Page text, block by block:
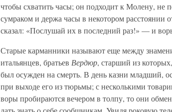
чтобы схватить часы; он подходит к Молену, не
сумраком и держа часы в некотором расстоянии
сказал: «Послушай их в последний раз!» — и
Старые карманники называют еще между
итальянцев, братьев Вердюр, старший из
был осужден на смерть. В день казни младший,
при выходе его из тюрьмы; с несколькими
воры пробираются вечером в толпу, то они